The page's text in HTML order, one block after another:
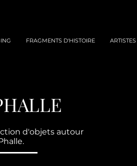
FRAGMENTS D'HISTOIRE ARTISTES
d'objets autour